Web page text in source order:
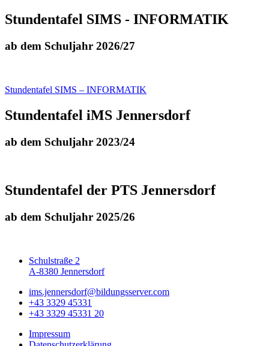
Stundentafel SIMS - INFORMATIK
ab dem Schuljahr 2026/27
Stundentafel SIMS – INFORMATIK
Stundentafel iMS Jennersdorf
ab dem Schuljahr 2023/24
Stundentafel der PTS Jennersdorf
ab dem Schuljahr 2025/26
Schulstraße 2
A-8380 Jennersdorf
ims.jennersdorf@bildungsserver.com
+43 3329 45331
+43 3329 45331 20
Impressum